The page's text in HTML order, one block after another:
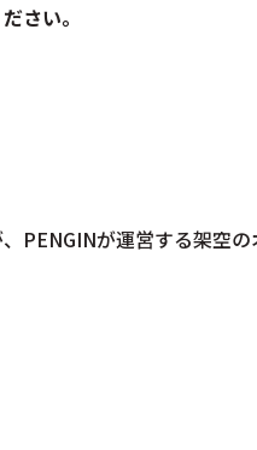
さい。
PENGINが運営する架空